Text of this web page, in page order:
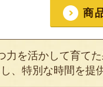
商
を活かして育て
、特別な時間を提